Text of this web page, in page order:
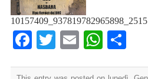
Facebook
TwitterEmail